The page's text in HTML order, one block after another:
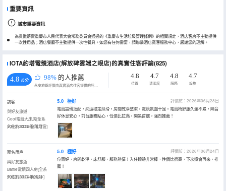
重要資訊
城市重要資訊
為貫徹落實重慶市人民代表大會常務委員會通過的《重慶市生活垃圾管理條例》的相關規定，酒店客房不主動提供
一次性用品；酒店餐廳不主動提供一次性餐具。如您有任何需要，請聯繫酒店賓客服務中心，感謝您的理解。
IOTA約塔電競酒店(解放碑雲端之眼店)的真實住客評論(825)
4.8 /5分 98% 的人推薦
永安旅遊評價由真實酒店住客提供的評價。
4.8
位置
4.7
清潔度
4.8
服務
4.7
設施
訪客
與好友旅遊
Cool電競大床房[全系
5060+32G+全落地窗]
入住於2026年06月
5.0 極好
評價於：2026年06月28日
電競設備頂配，網速穩定絲滑，房間乾淨整潔，電競氛圍十足。電競椅舒服久坐不累，隔音
好休息安心，前台服務貼心，性價比拉滿，開黑首選，強烈推薦！
匿名用戶
與好友旅遊
Battle電競四人房[全系
5060+32G+高刷2K]
入住於2026年06月
5.0 極好
評價於：2026年06月24日
位置好，房間乾淨，床舒服，服務熱情！入住體驗非常棒，性價比很高，下次還會再來，推
薦！